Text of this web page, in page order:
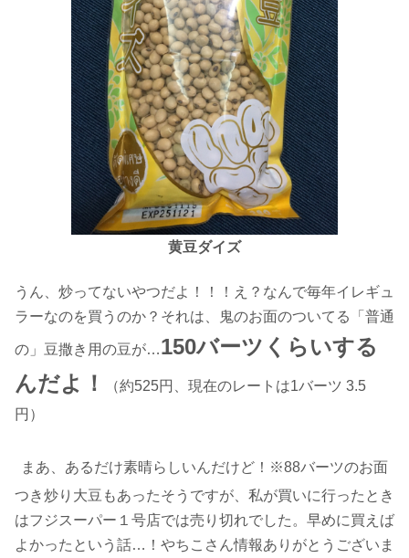
黄豆ダイズ
うん、炒ってないやつだよ！！！え？なんで毎年イレギュ
ラーなのを買うのか？それは、鬼のお面のついてる「普通
の」豆撒き用の豆が…150バーツくらいする
んだよ！
（約525円、現在のレートは1バーツ 3.5
円）
まあ、あるだけ素晴らしいんだけど！※88バーツのお面
つき炒り大豆もあったそうですが、私が買いに行ったとき
はフジスーパー１号店では売り切れでした。早めに買えば
よかったという話…！やちこさん情報ありがとうございま